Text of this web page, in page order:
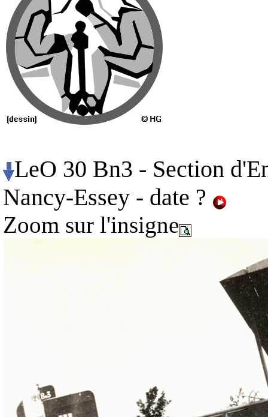
LeO 30 Bn3 - Section
Nancy-Essey - date ?
Zoom sur l'insigne